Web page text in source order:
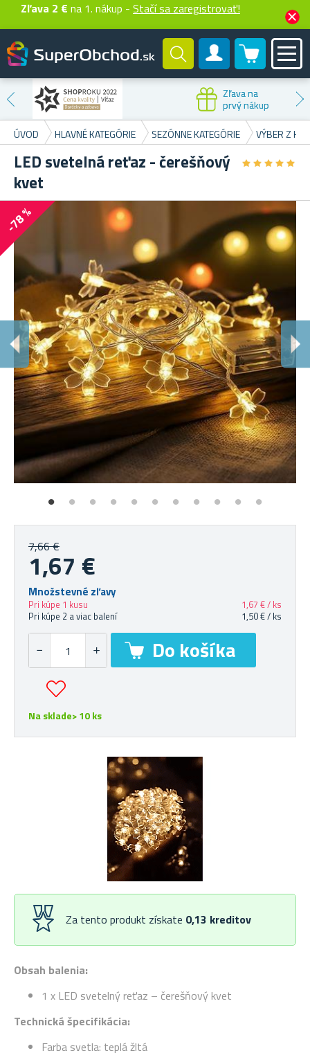
Zľava 2 € na 1. nákup - Stačí sa zaregistrovať!
Zákaznícky účet
0 produktů
Zľava na
prvý nákup
ÚVOD HLAVNÉ KATEGÓRIE SEZÓNNE KATEGÓRIE VÝBER Z
LED svetelná reťaz - čerešňový
kvet
★★★★★
★★★★★
-78 %
Obsah balenia:
1 x LED svetelný reťaz – čerešňový kvet
Technická špecifikácia:
Farba svetla: teplá žltá
7,66 €
1,67 €
Množstevné zľavy
Pri kúpe 1 kusu
1,67 € / ks
Pri kúpe 2 a viac balení
1,50 € / ks
Na sklade> 10 ks
Za tento produkt získate 0,13 kreditov